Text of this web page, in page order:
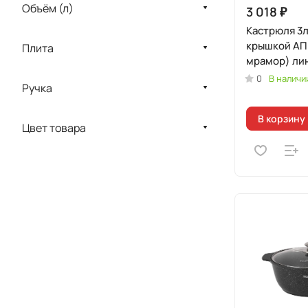
3 018 ₽
Кастрюля
крышкой
мрамор)
"Мраморная
0 В
В корзину
Объём (л)
Плита
Ручка
Цвет товара